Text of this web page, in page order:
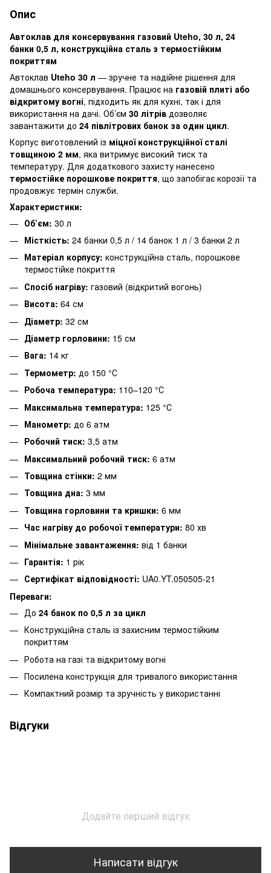
Опис
Автоклав для консервування газовий Uteho, 30 л, 24
банки 0,5 л, конструкційна сталь з термостійким
покриттям
Автоклав Uteho 30 л — зручне та надійне рішення для
домашнього консервування. Працює на газовій плиті або
відкритому вогні, підходить як для кухні, так і для
використання на дачі. Об’єм 30 літрів дозволяє
завантажити до 24 півлітрових банок за один цикл.
Корпус виготовлений із міцної конструкційної сталі
товщиною 2 мм, яка витримує високий тиск та
температуру. Для додаткового захисту нанесено
термостійке порошкове покриття, що запобігає корозії та
продовжує термін служби.
Характеристики:
Об’єм: 30 л
Місткість: 24 банки 0,5 л / 14 банок 1 л / 3 банки 2 л
Матеріал корпусу: конструкційна сталь, порошкове
термостійке покриття
Спосіб нагріву: газовий (відкритий вогонь)
Висота: 64 см
Діаметр: 32 см
Діаметр горловини: 15 см
Вага: 14 кг
Термометр: до 150 °С
Робоча температура: 110–120 °С
Максимальна температура: 125 °С
Манометр: до 6 атм
Робочий тиск: 3,5 атм
Максимальний робочий тиск: 6 атм
Товщина стінки: 2 мм
Товщина дна: 3 мм
Товщина горловини та кришки: 6 мм
Час нагріву до робочої температури: 80 хв
Мінімальне завантаження: від 1 банки
Гарантія: 1 рік
Сертифікат відповідності: UA0.YT.050505-21
Переваги:
До 24 банок по 0,5 л за цикл
Конструкційна сталь із захисним термостійким
покриттям
Робота на газі та відкритому вогні
Посилена конструкція для тривалого використання
Компактний розмір та зручність у використанні
Відгуки
Додайте перший відгук
Написати відгук